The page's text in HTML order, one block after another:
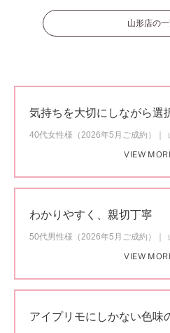
山形店の
気持ちを大切にしながら選
40代女性様（2026年5月ご成約）
VIEW
わかりやすく、親切丁寧
50代男性様（2026年5月ご成約）
VIEW
アイプリモにしかない色味